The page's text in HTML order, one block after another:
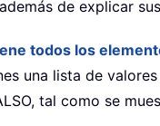
de explicar
todos los
una lista de
tal como se